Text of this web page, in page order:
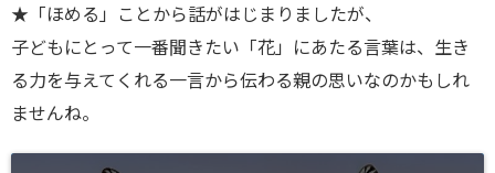
★「ほめる」ことから話がはじまりましたが、
子どもにとって一番聞きたい「花」にあたる言葉は、生き
る力を与えてくれる一言から伝わる親の思いなのかもしれ
ませんね。